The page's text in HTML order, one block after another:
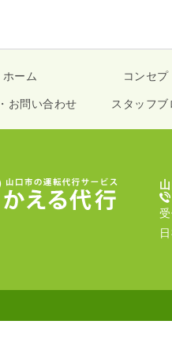
ホーム コンセプ
お問い合わせ
スタッフブ